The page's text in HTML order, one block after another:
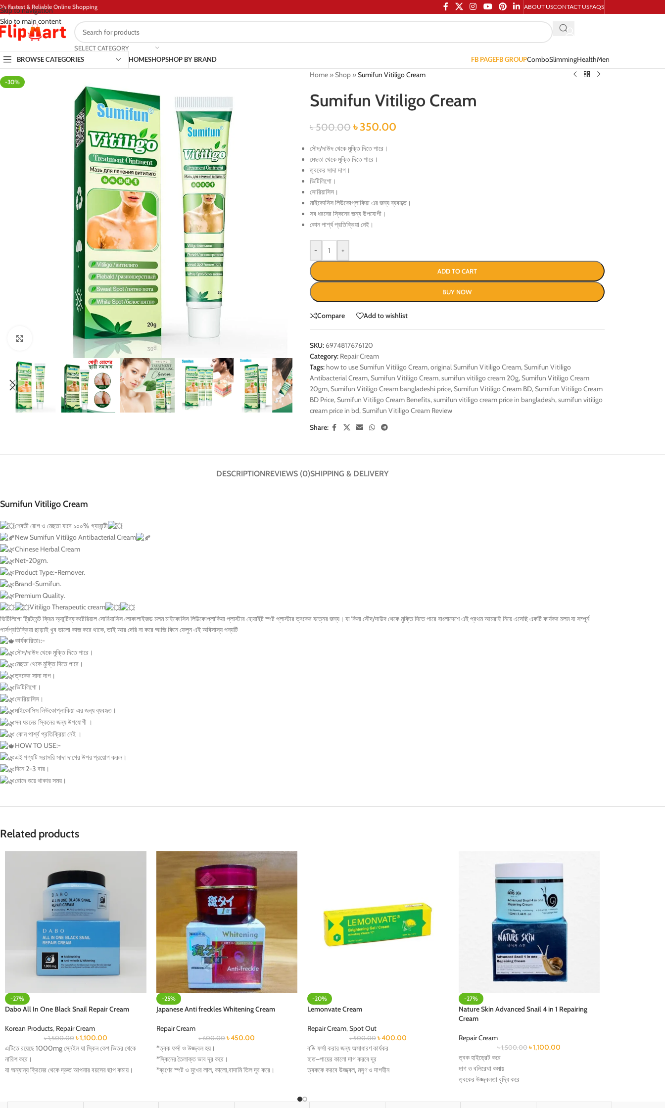
Skip to navigation
Skip to main content
Fastest & Reliable Online Shopping ABOUT USCONTACT USFAQS
SELECT CATEGORY
BROWSE CATEGORIES
HOMESHOPSHOP BY BRAND FB PAGEFB GROUPComboSlimmingHealthMen
-30%
Home»Shop»Sumifun Vitiligo Cream
Sumifun Vitiligo Cream
৳500.00 ৳350.00
সৌদ/দাউদ থেকে মুক্তি দিতে পারে।
মেছতা থেকে মুক্তি দিতে পারে।
ত্বকের সাদা দাগ।
ভিটিলিগো।
সোরিয়াসিস।
মাইকোসিস লিউকোপ্লাকিয়া এর জন্য ব্যবহৃত।
সব ধরনের স্কিনের জন্য উপযোগী।
কোন পার্শ্ব প্রতিক্রিয়া নেই।
- +
ADD TO CART
BUY NOW
Compare Add to wishlist
SKU: 6974817676120
Category: Repair Cream
Tags: how to use Sumifun Vitiligo Cream, original Sumifun Vitiligo Cream, Sumifun Vitiligo
Antibacterial Cream, Sumifun Vitiligo Cream, sumifun vitiligo cream 20g, Sumifun Vitiligo Cream
20gm, Sumifun Vitiligo Cream bangladeshi price, Sumifun Vitiligo Cream BD, Sumifun Vitiligo Cream
BD Price, Sumifun Vitiligo Cream Benefits, sumifun vitiligo cream price in bangladesh, sumifun vitiligo
cream price in bd, Sumifun Vitiligo Cream Review
Share:
DESCRIPTIONREVIEWS (0)SHIPPING & DELIVERY
Sumifun Vitiligo Cream
শ্বেতী রোগ ও মেছতা যাবে ১০০% গ্যারান্টী
New Sumifun Vitiligo Antibacterial Cream
Chinese Herbal Cream
Net-20gm.
Product Type:-Remover.
Brand-Sumifun.
Premium Quality.
Vitiligo Therapeutic cream
ভিটিলিগো ট্রিটমেন্ট ক্রিম অ্যান্টিব্যাকটেরিয়াল সোরিয়াসিস লোকালাইজড মলম মাইকোসিস লিউকোপ্লাকিয়া প্লাস্টার হোয়াইট স্পট প্লাস্টার ত্বকের যত্নের জন্য। যা কিনা সৌদ/দাউদ থেকে মুক্তি দিতে পারে বাংলাদেশে এই প্রথম আমরাই‌ নিয়ে এসেছি একটি কার্যকর মলম যা সম্পুর্ন
পার্সপ্রতিক্রিয়া ছাড়াই খুব ভালো কাজ করে থাকে, তাই আর দেরি না করে আজি কিনে ফেলুন এই‌ অবিসাস্য পন্যটি
কার্যকারিতাঃ:-
সৌদ/দাউদ থেকে মুক্তি দিতে পারে।
মেছতা থেকে মুক্তি দিতে পারে।
ত্বকের সাদা দাগ।
ভিটিলিগো।
সোরিয়াসিস।
মাইকোসিস লিউকোপ্লাকিয়া এর জন্য ব্যবহৃত।
সব ধরনের স্কিনের জন্য উপযোগী ।
কোন পার্শ্ব প্রতিক্রিয়া নেই ।
HOW TO USE:-
এই পণ্যটি সরাসরি সাদা দাগের উপর প্রয়োগ করুন।
দিনে 2-3 বার।
রোদে শুয়ে থাকার সময়।
Related products
-27%
Dabo All In One Black Snail Repair Cream
Korean Products, Repair Cream
৳1,500.00 ৳1,100.00
এটিতে রয়েছে 1000mg স্নেইল যা স্কিন কেপ ভিতর থেকে
নারিশ করে।
যা অন্যান্য ক্রিমের থেকে দ্রুত আপনার বয়সের ছাপ কমায়।
দীর্ঘ সময় ব্যবহারে স্কিনকে ব্রাইট ও দাগ হালকা করে।
-25%
Japanese Anti freckles Whitening Cream
Repair Cream
৳600.00 ৳450.00
*ত্বক ফর্সা ও উজ্জ্বল হয়।
*স্কিনের তৈলাক্ত ভাব দূর করে।
*ব্রণের স্পট ও মুখের লাল, কালো,বাদামি তিল দূর করে।
*বলিরেখা কমাতে সাহায্য করে।
-20%
Lemonvate Cream
Repair Cream,Spot Out
৳500.00 ৳400.00
বডি ফর্সা করার জন্য অসাধারণ কার্যকর
হাত–পায়ের কালো দাগ করবে দূর
ত্বককে করবে উজ্জ্বল, মসৃণ ও দাগহীন
-27%
Nature Skin Advanced Snail 4 in 1 Repairing
Cream
Repair Cream
৳1,500.00 ৳1,100.00
ত্বক হাইড্রেট করে
দাগ ও বলিরেখা কমায়
ত্বকের উজ্জ্বলতা বৃদ্ধি করে
চোখের নিচের কালো দাগ